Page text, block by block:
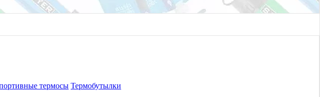
термосы Термобутылки